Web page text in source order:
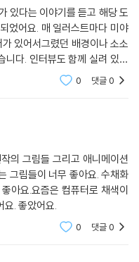
있다는 이야기를 듣고 해당 도
었어요. 매 일러스트마다 미야
있어서그렸던 배경이나 소소
니다. 인터뷰도 함께 실려 있어
면 꼭 소장하세요~
0 댓글0
의 그림들 그리고 애니메이션
그림들이 너무 좋아요. 수채화
아요.요즘은 컴퓨터로 채색이
. 좋았어요.
0 댓글0